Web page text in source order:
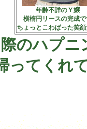
年齢不詳のＹ嬢
横楕円リースの完成
ちょっとこわばった笑
のハプニ
ってくれ